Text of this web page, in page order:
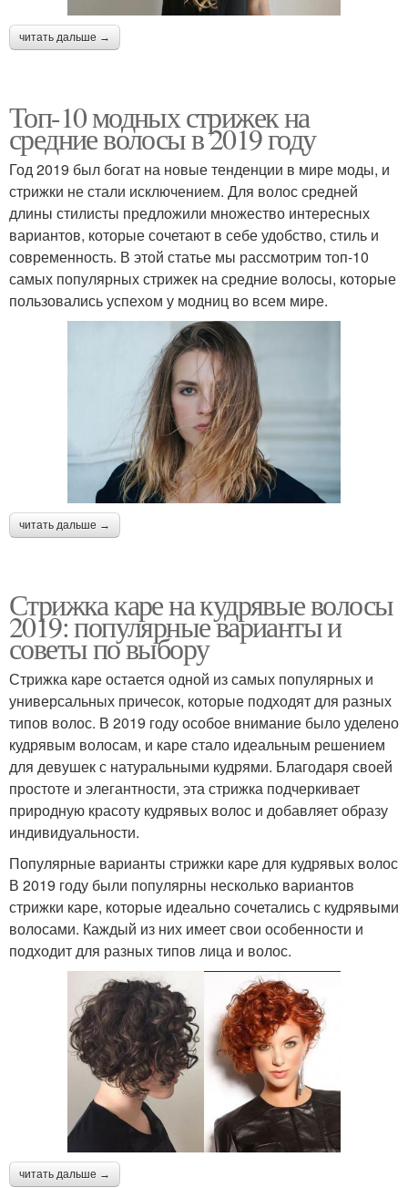
читать дальше →
Топ-10 модных стрижек на
средние волосы в 2019 году
Год 2019 был богат на новые тенденции в мире моды, и
стрижки не стали исключением. Для волос средней
длины стилисты предложили множество интересных
вариантов, которые сочетают в себе удобство, стиль и
современность. В этой статье мы рассмотрим топ-10
самых популярных стрижек на средние волосы, которые
пользовались успехом у модниц во всем мире.
читать дальше →
Стрижка каре на кудрявые волосы
2019: популярные варианты и
советы по выбору
Стрижка каре остается одной из самых популярных и
универсальных причесок, которые подходят для разных
типов волос. В 2019 году особое внимание было уделено
кудрявым волосам, и каре стало идеальным решением
для девушек с натуральными кудрями. Благодаря своей
простоте и элегантности, эта стрижка подчеркивает
природную красоту кудрявых волос и добавляет образу
индивидуальности.
Популярные варианты стрижки каре для кудрявых волос
В 2019 году были популярны несколько вариантов
стрижки каре, которые идеально сочетались с кудрявыми
волосами. Каждый из них имеет свои особенности и
подходит для разных типов лица и волос.
читать дальше →